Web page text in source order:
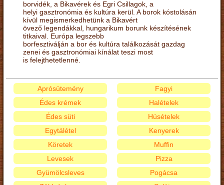
borvidék, a Bikavérek és Egri Csillagok, a
helyi gasztronómia és kultúra kerül. A borok kóstolásán
kívül megismerkedhetünk a Bikavért
övező legendákkal, hungarikum borunk készítésének
titkaival. Európa legszebb
borfesztiválján a bor és kultúra találkozását gazdag
zenei és gasztronómiai kínálat teszi most
is felejthetetlenné.
Aprósütemény
Édes krémek
Édes süti
Egytálétel
Fagyi
Halételek
Húsételek
Kenyerek
Köretek
Levesek
Gyümölcsleves
Muffin
Pizza
Pogácsa